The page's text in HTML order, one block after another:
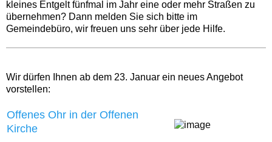
kleines Entgelt fünfmal im Jahr eine oder mehr Straßen zu
übernehmen? Dann melden Sie sich bitte im
Gemeindebüro, wir freuen uns sehr über jede Hilfe.
Wir dürfen Ihnen ab dem 23. Januar ein neues Angebot
vorstellen:‍
Offenes Ohr in der Offenen
Kirche